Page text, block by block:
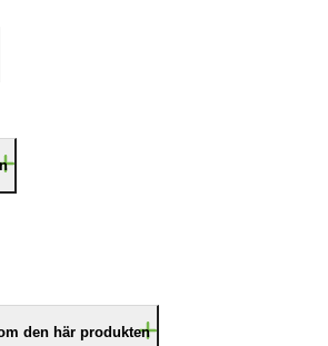
den här produkten